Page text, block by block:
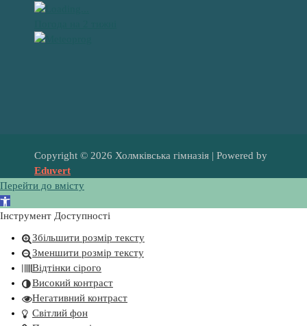
Copyright © 2026 Холмківська гімназія | Powered by
Eduvert
Перейти до вмісту
В
іІнструмент Доступності
Збільшити розмір тексту
Зменшити розмір тексту
Відтінки сірого
Високий контраст
Негативний контраст
Світлий фон